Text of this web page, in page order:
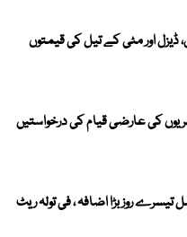
ڈیزل اور مٹی کے تیل کی قیمتوں
کی عارضی قیام کی درخواستیں
روز بڑا اضافہ ، فی تولہ ریٹ